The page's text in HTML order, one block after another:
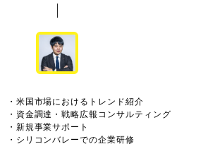
・米国市場におけるトレンド紹介
・資金調達・戦略広報コンサルティング
・新規事業サポート
・シリコンバレーでの企業研修